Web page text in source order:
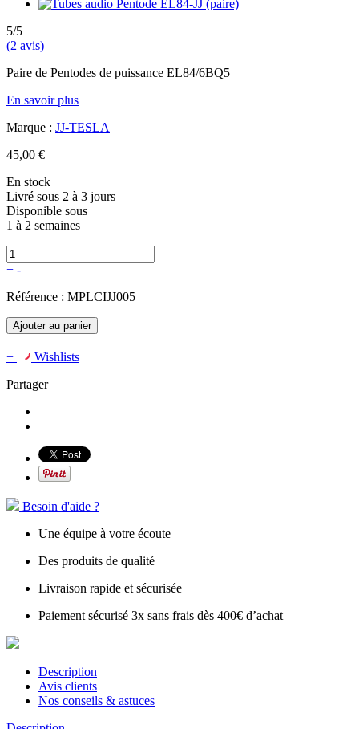
5/5
(2 avis)
Paire de Pentodes de puissance EL84/6BQ5
En savoir plus
Marque : JJ-TESLA
45,00 €
En stock
Livré sous 2 à 3 jours
Disponible sous
1 à 2 semaines
+ -
Référence : MPLCIJJ005
Ajouter au panier
+
Wishlists
Partager
Besoin d'aide ?
Une équipe à votre écoute
Des produits de qualité
Livraison rapide et sécurisée
Paiement sécurisé 3x sans frais dès 400€ d’achat
Description
Avis clients
Nos conseils & astuces